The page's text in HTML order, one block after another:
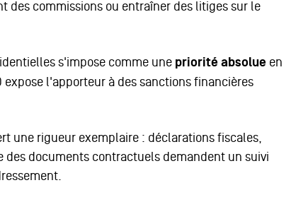
des commissions ou entraîner des litiges sur le
s'impose comme une priorité absolue en
expose l'apporteur à des sanctions financières
une rigueur exemplaire : déclarations fiscales,
des documents contractuels demandent un suivi